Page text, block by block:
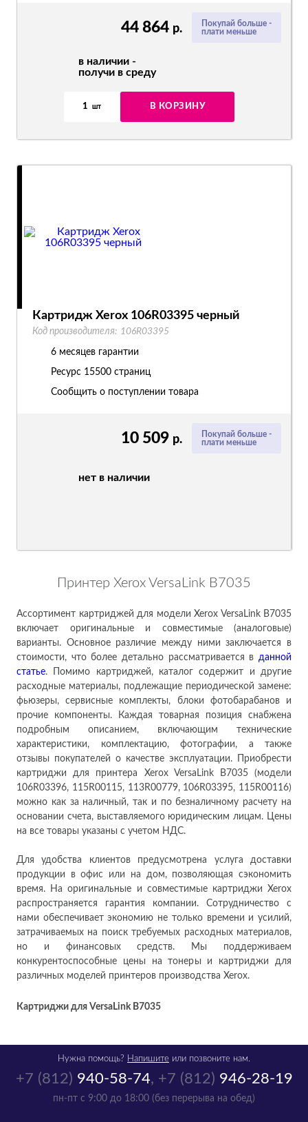
Покупай больше -
плати меньше
44 864 р.
в наличии -
получи в среду
1 шт В КОРЗИНУ
Покупай больше -
плати меньше
10 509 р.
нет в наличии
Картридж Xerox 106R03395 черный
Код производителя: 106R03395
6 месяцев гарантии
Ресурс 15500 страниц
Сообщить о поступлении товара
Принтер Xerox VersaLink B7035
Ассортимент картриджей для модели Xerox VersaLink B7035
включает оригинальные и совместимые (аналоговые)
варианты. Основное различие между ними заключается в
стоимости, что более детально рассматривается в данной
статье. Помимо картриджей, каталог содержит и другие
расходные материалы, подлежащие периодической замене:
фьюзеры, сервисные комплекты, блоки фотобарабанов и
прочие компоненты. Каждая товарная позиция снабжена
подробным описанием, включающим технические
характеристики, комплектацию, фотографии, а также
отзывы покупателей о качестве эксплуатации. Приобрести
картриджи для принтера Xerox VersaLink B7035 (модели
106R03396, 115R00115, 113R00779, 106R03395, 115R00116)
можно как за наличный, так и по безналичному расчету на
основании счета, выставляемого юридическим лицам. Цены
на все товары указаны с учетом НДС.
Для удобства клиентов предусмотрена услуга доставки
продукции в офис или на дом, позволяющая сэкономить
время. На оригинальные и совместимые картриджи Xerox
распространяется гарантия компании. Сотрудничество с
нами обеспечивает экономию не только времени и усилий,
затрачиваемых на поиск требуемых расходных материалов,
но и финансовых средств. Мы поддерживаем
конкурентоспособные цены на тонеры и картриджи для
различных моделей принтеров производства Xerox.
Картриджи для VersaLink B7035
+7 (812) 940-58-74, +7 (812) 946-28-19
пн-пт с 9:00 до 18:00 (без перерыва на обед)
Нужна помощь? Напишите или позвоните нам.